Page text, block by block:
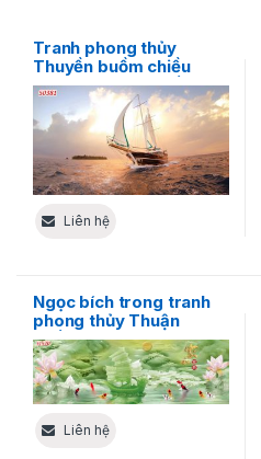
Tranh phong thủy
Thuyền buồm chiều
hoàng hôn – Sự kết hợp
giữa tình yêu và biển cả
Liên hệ
Ngọc bích trong tranh
phong thủy Thuận
buồm xuôi gió – Tinh
hoa của sự may mắn
Liên hệ